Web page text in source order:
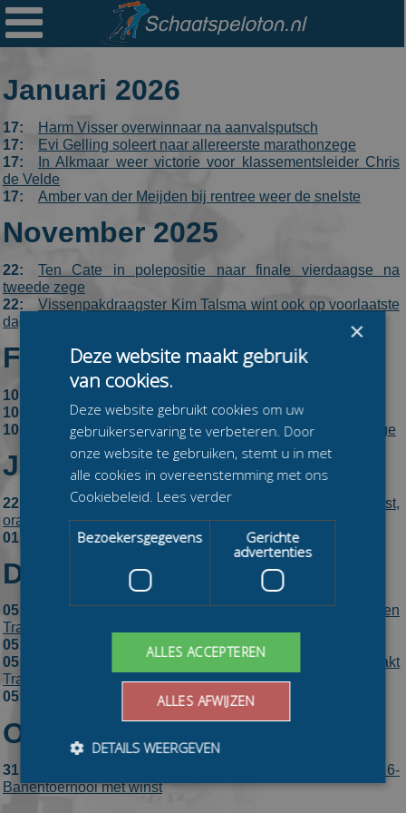

Januari 2026
17:
Harm Visser overwinnaar na aanvalsputsch
17:
Evi Gelling soleert naar allereerste marathonzege
17:
In Alkmaar weer victorie voor klassementsleider Chris
de Velde
17: Amber van der Meijden bij rentree weer de snelste
November 2025
22: Ten Cate in polepositie naar finale vierdaagse na
tweede zege
22: Vissenpakdraagster Kim Talsma wint ook op voorlaatste
dag De Vier
Februari 2024
10:
10:
Ook primeur voor Lianne van Loon in Alkmaar
10:
Fransman Giovanni Trébouta pakt eerste marathonzege
Januari 2023
22:
Visser en Groenewoud pakken eerste seizoenswinst,
oranje terug bij Den Hertog
01:
Jorrit Bergsma snelt naar Nederlandse marathontitel
December 2021
05:
Evert Hoolwerf zorgt voor unicum: wint alle dagen
Trachitol Trophy
05:
Elisa Dul houdt stand en wint Trachitol Trophy
05:
Tjerk de Boer ook in Alkmaar klasse apart en pakt
Trachitol Trophy
05:
Aanvallende Olin Verhoog wint in stijl Trachitol Trophy
Oktober 2021
31:
Wisse Slendebroek en Sofia Schilder beginnen 6-
Banentoernooi met winst
×
Deze website maakt gebruik
van cookies.
Deze website gebruikt cookies om uw
gebruikerservaring te verbeteren. Door
onze website te gebruiken, stemt u in met
alle cookies in overeenstemming met ons
Cookiebeleid. Lees verder
Bezoekersgegevens
Gerichte
advertenties
ALLES ACCEPTEREN
ALLES AFWIJZEN
DETAILS WEERGEVEN